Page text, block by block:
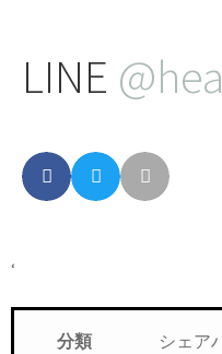
LINE
‘
分類 シェア